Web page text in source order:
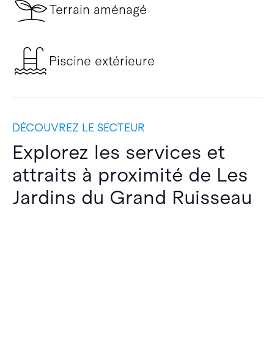
Terrain aménagé
Piscine extérieure
DÉCOUVREZ LE SECTEUR
Explorez les services et
attraits à proximité de Les
Jardins du Grand Ruisseau